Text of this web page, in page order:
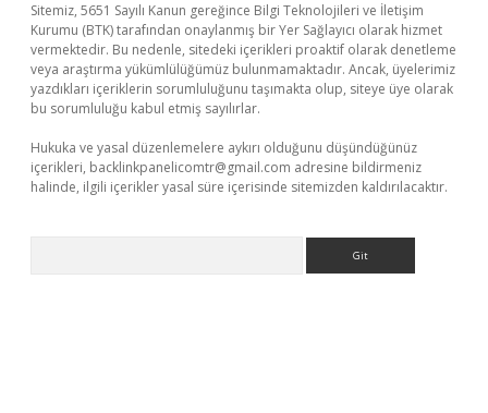
Sitemiz, 5651 Sayılı Kanun gereğince Bilgi Teknolojileri ve İletişim
Kurumu (BTK) tarafından onaylanmış bir Yer Sağlayıcı olarak hizmet
vermektedir. Bu nedenle, sitedeki içerikleri proaktif olarak denetleme
veya araştırma yükümlülüğümüz bulunmamaktadır. Ancak, üyelerimiz
yazdıkları içeriklerin sorumluluğunu taşımakta olup, siteye üye olarak
bu sorumluluğu kabul etmiş sayılırlar.
Hukuka ve yasal düzenlemelere aykırı olduğunu düşündüğünüz
içerikleri, backlinkpanelicomtr@gmail.com adresine bildirmeniz
halinde, ilgili içerikler yasal süre içerisinde sitemizden kaldırılacaktır.